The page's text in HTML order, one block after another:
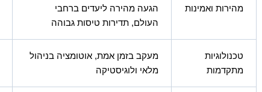
מהירות ואמינות
הגעה מהירה ליעדים ברחבי
העולם, תדירות טיסות גבוהה
טכנולוגיות
מתקדמות
מעקב בזמן אמת, אוטומציה בניהול
מלאי ולוגיסטיקה